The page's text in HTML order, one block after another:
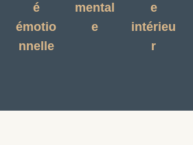
é
émotio
nnelle
mental
e
e
intérieu
r